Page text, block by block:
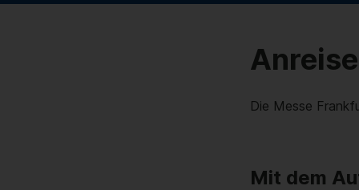
Anreise
Die Messe
Mit dem